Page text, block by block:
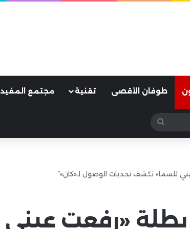
طوفان الأقصى تقنية مجتمع المفيد
بحث
عن
للسما» تكشف تحديات الوصول لـ«كان»”
بطلة «رفعت عيني